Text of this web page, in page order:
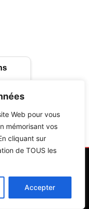
Web pour vous
mémorisant vos
cliquant sur
de TOUS les
Accepter